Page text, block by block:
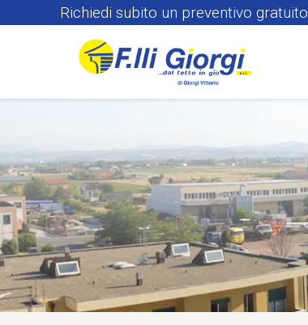
Richiedi subito un preventivo gratuito